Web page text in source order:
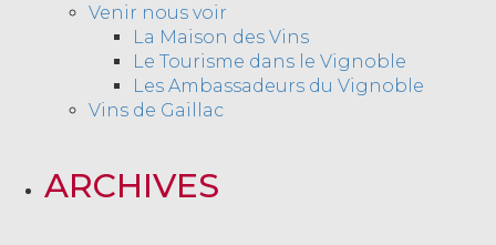
Venir nous voir
La Maison des Vins
Le Tourisme dans le Vignoble
Les Ambassadeurs du Vignoble
Vins de Gaillac
ARCHIVES